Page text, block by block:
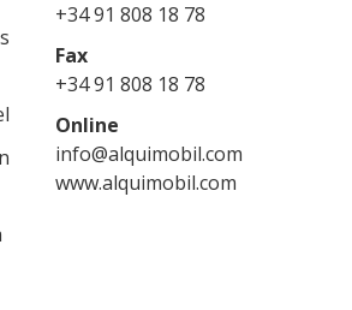
+34 91 808 18 78
Fax
+34 91 808 18 78
Online
info@alquimobil.com
www.alquimobil.com